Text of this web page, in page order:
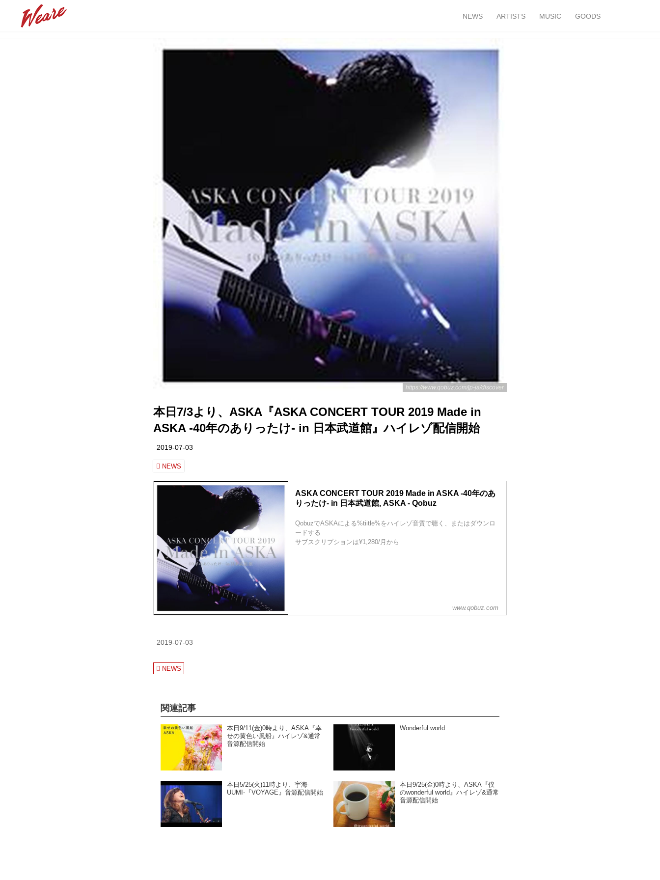
NEWS ARTISTS MUSIC GOODS
https://www.qobuz.com/jp-ja/discover
本日7/3より、ASKA『ASKA CONCERT TOUR 2019 Made in
ASKA -40年のありったけ- in 日本武道館』ハイレゾ配信開始
2019-07-03
NEWS
ASKA CONCERT TOUR 2019 Made in ASKA -40年のあ
りったけ- in 日本武道館, ASKA - Qobuz
QobuzでASKAによる%tiitle%をハイレゾ音質で聴く、またはダウンロ
ードする
サブスクリプションは¥1,280/月から
www.qobuz.com
2019-07-03
NEWS
関連記事
本日9/11(金)0時より、ASKA『幸
せの黄色い風船』ハイレゾ&通常
音源配信開始
Wonderful world
本日5/25(火)11時より、宇海-
UUMI-『VOYAGE』音源配信開始
本日9/25(金)0時より、ASKA『僕
のwonderful world』ハイレゾ&通常
音源配信開始